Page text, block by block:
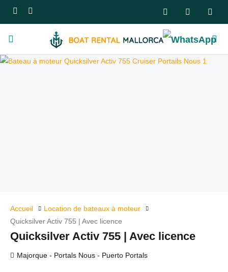
Accueil
Location de bateaux à moteur
Quicksilver Activ 755 | Avec licence
Quicksilver Activ 755 | Avec licence
Majorque - Portals Nous - Puerto Portals